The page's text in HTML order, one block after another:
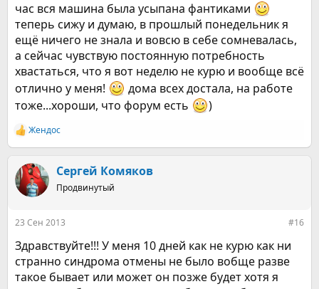
час вся машина была усыпана фантиками
теперь сижу и думаю, в прошлый понедельник я
ещё ничего не знала и вовсю в себе сомневалась,
а сейчас чувствую постоянную потребность
хвастаться, что я вот неделю не курю и вообще всё
отлично у меня!
дома всех достала, на работе
тоже...хороши, что форум есть
)
Р
е
к
ц
и
Жендос
Сергей Комяков
Продвинутый
23 Сен 2013 #16
Здравствуйте!!! У меня 10 дней как не курю как ни
странно синдрома отмены не было вобще разве
такое бывает или может он позже будет хотя я